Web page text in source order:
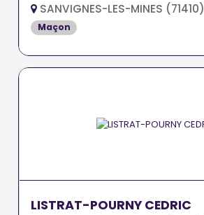
SANVIGNES-LES-MINES (71410)
Maçon
LISTRAT-POURNY CEDRIC